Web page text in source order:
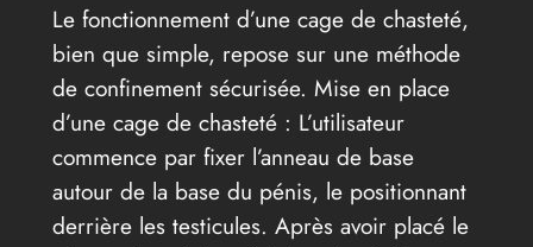
Le fonctionnement d’une cage de chasteté,
bien que simple, repose sur une méthode
de confinement sécurisée. Mise en place
d’une cage de chasteté : L’utilisateur
commence par fixer l’anneau de base
autour de la base du pénis, le positionnant
derrière les testicules. Après avoir placé le